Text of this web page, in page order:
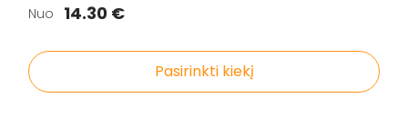
Nuo 14.30 €
Pasirinkti kiekį